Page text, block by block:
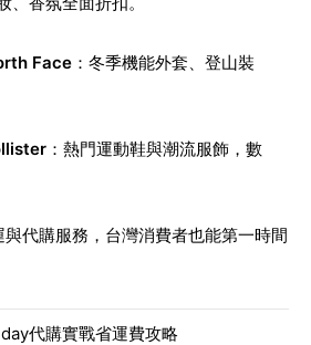
Face：冬季機能外套、登山裝
：熱門運動鞋與潮流服飾，數
代購服務，台灣消費者也能第一時間
代購實戰省運費攻略